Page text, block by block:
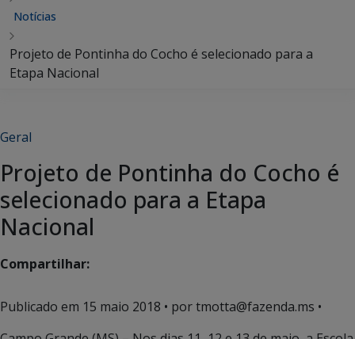
Notícias
Projeto de Pontinha do Cocho é selecionado para a
Etapa Nacional
Geral
Projeto de Pontinha do Cocho é
selecionado para a Etapa
Nacional
Compartilhar:
Publicado em 15 maio 2018 • por tmotta@fazenda.ms •